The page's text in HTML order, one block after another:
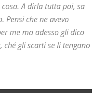
A dirla tutta poi, sa
Pensi che ne avevo
me ma adesso gli dico
ché gli scarti se li tengano